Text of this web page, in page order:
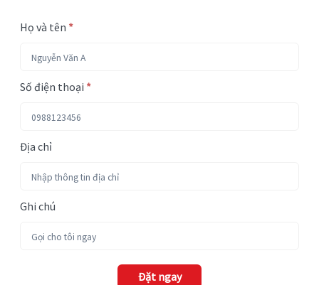
Họ và tên *
Số điện thoại *
Địa chỉ
Ghi chú
Đặt ngay